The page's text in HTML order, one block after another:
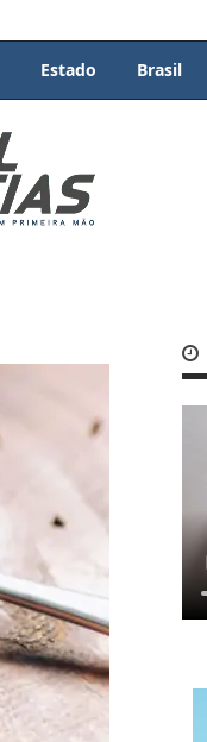
Estado Brasil